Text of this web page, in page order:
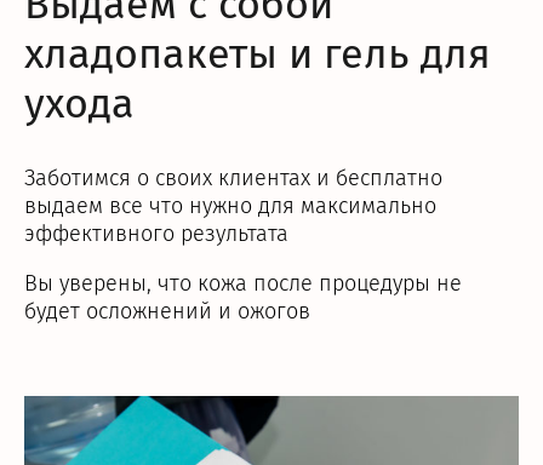
хладопакеты и гель для
ухода
Заботимся о своих клиентах и бесплатно
выдаем все что нужно для максимально
эффективного результата
Вы уверены, что кожа после процедуры не
будет осложнений и ожогов